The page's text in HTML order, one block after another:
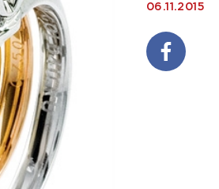
06.11.2015